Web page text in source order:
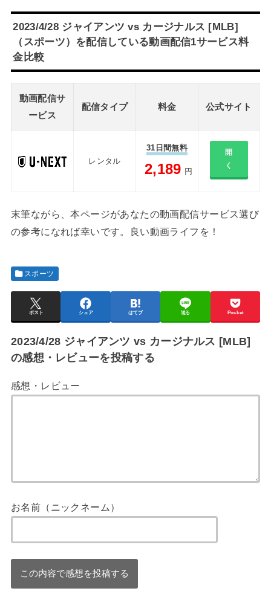
2023/4/28 ジャイアンツ vs カージナルス [MLB]
（スポーツ）を配信している動画配信1サービス料
金比較
動画配信サ
ービス
配信タイプ 料金 公式サイト
レンタル
31日間無料
2,189 円
開
く
末筆ながら、本ページがあなたの動画配信サービス選び
の参考になれば幸いです。良い動画ライフを！
スポーツ
ポスト シェア はてブ 送る Pocket
2023/4/28 ジャイアンツ vs カージナルス [MLB]
の感想・レビューを投稿する
感想・レビュー
お名前（ニックネーム）